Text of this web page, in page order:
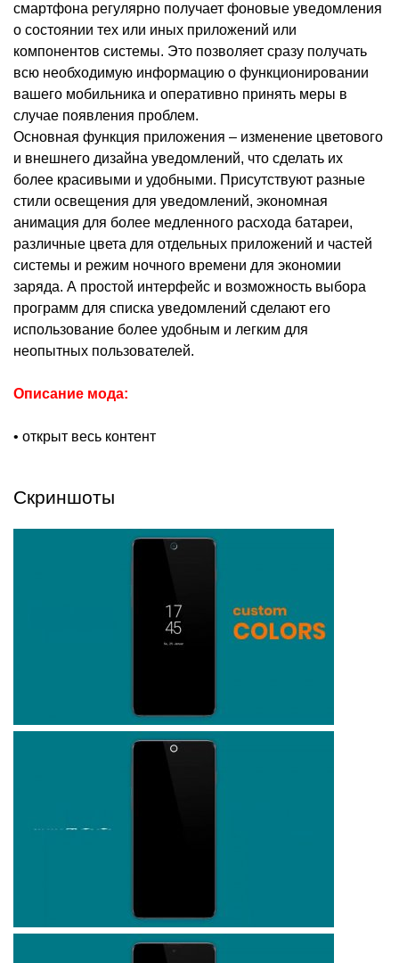
смартфона регулярно получает фоновые уведомления
о состоянии тех или иных приложений или
компонентов системы. Это позволяет сразу получать
всю необходимую информацию о функционировании
вашего мобильника и оперативно принять меры в
случае появления проблем.
Основная функция приложения – изменение цветового
и внешнего дизайна уведомлений, что сделать их
более красивыми и удобными. Присутствуют разные
стили освещения для уведомлений, экономная
анимация для более медленного расхода батареи,
различные цвета для отдельных приложений и частей
системы и режим ночного времени для экономии
заряда. А простой интерфейс и возможность выбора
программ для списка уведомлений сделают его
использование более удобным и легким для
неопытных пользователей.
Описание мода:
• открыт весь контент
Скриншоты